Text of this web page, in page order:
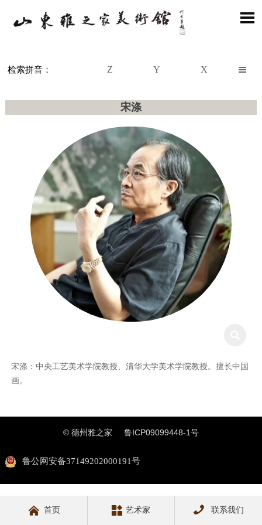

检索拼音： Z Y X 
宋涤
宋涤：中央工艺美术学院教授、清华大学美术学院教授。擅长中国
画。
© 德州雅之家 鲁ICP09099448-1号
鲁公网安备37149202000191号
 首页  艺术家  联系我们